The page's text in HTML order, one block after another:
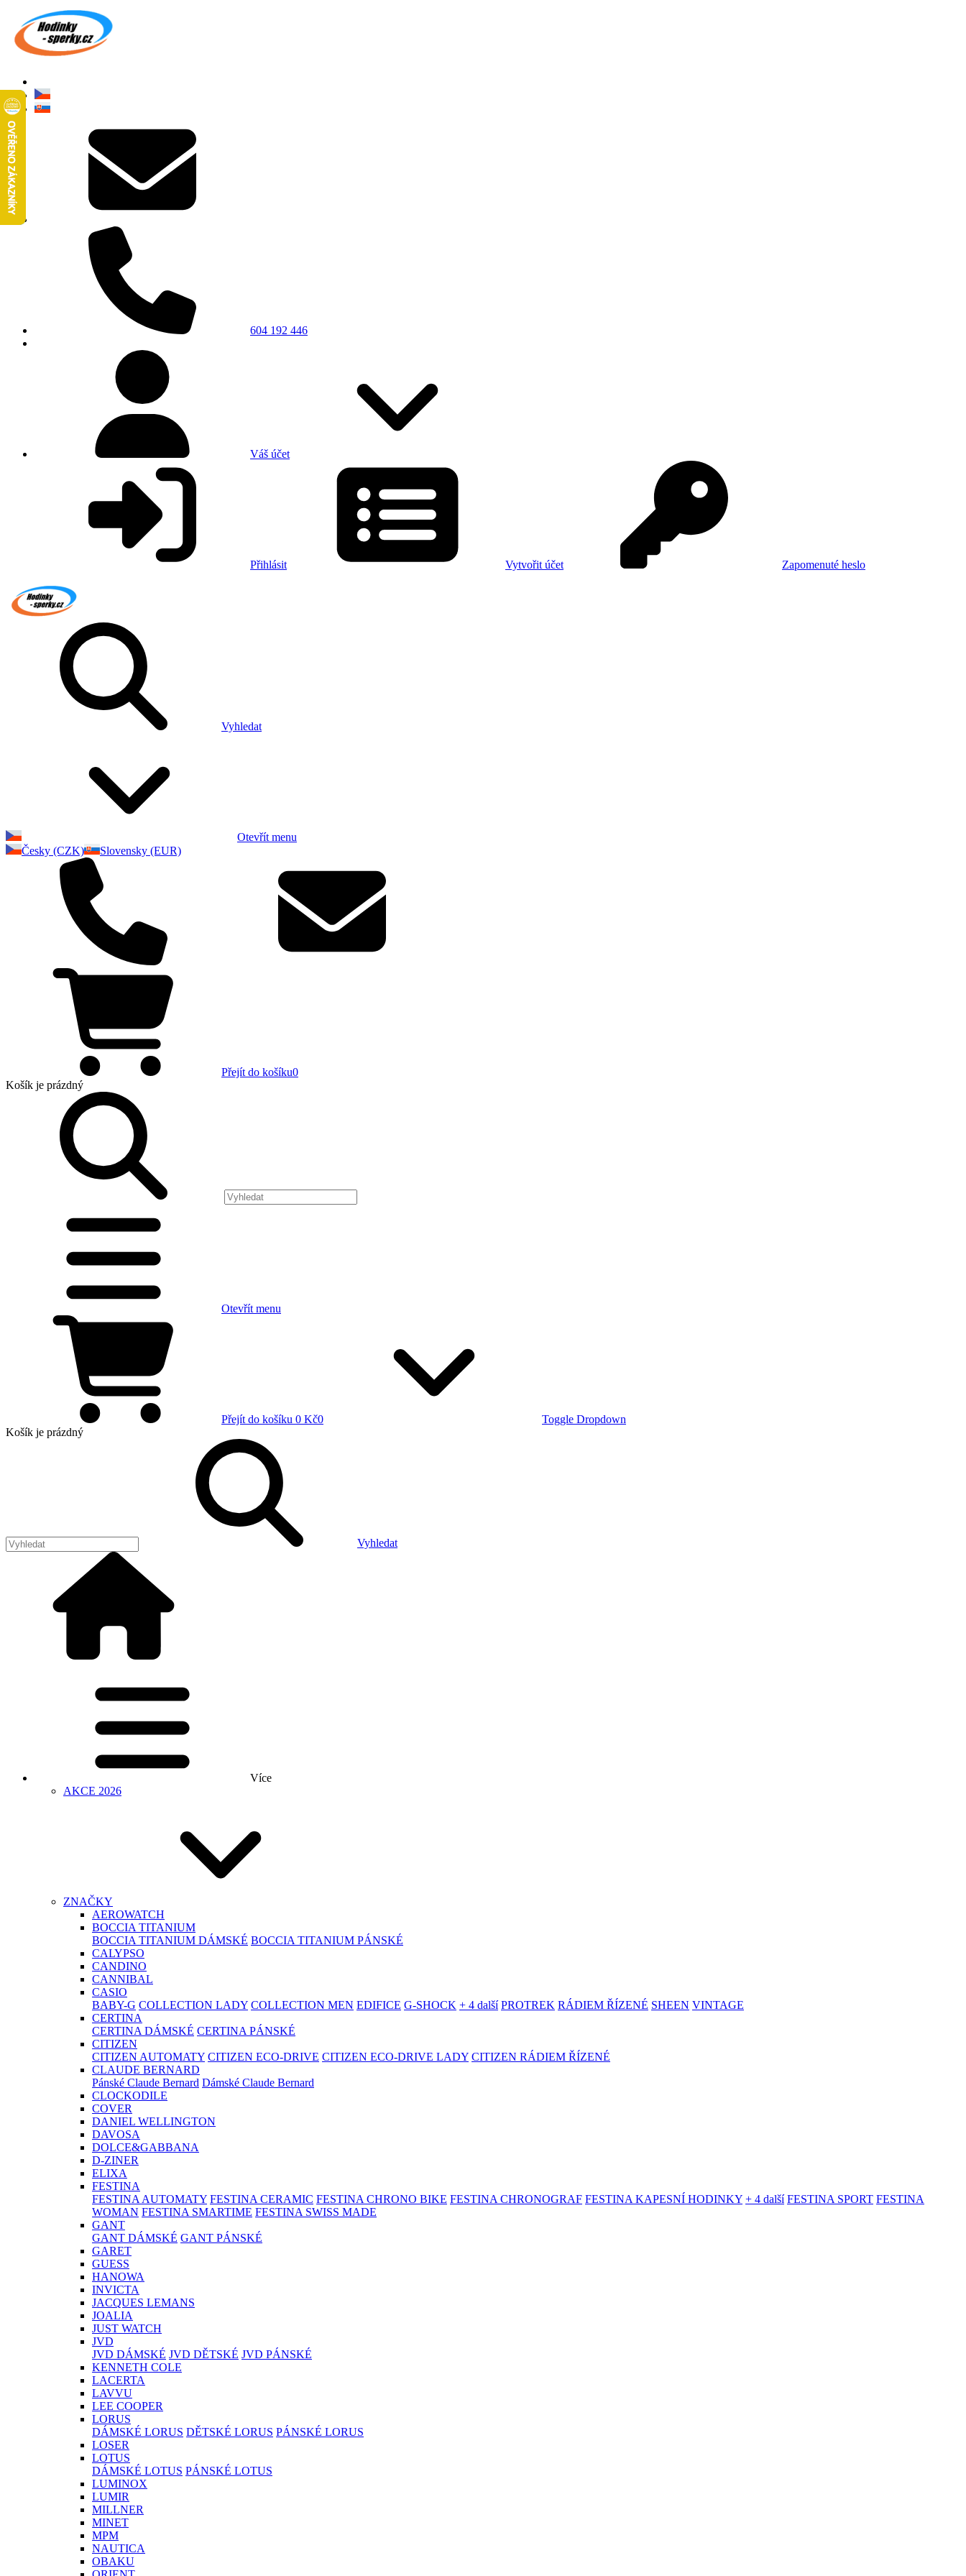
604 192 446
Váš účet
Přihlásit Vytvořit účet Zapomenuté heslo
Vyhledat
Otevřít menu
Česky (CZK)
Slovensky (EUR)
Přejít do košíku0
Košík je prázdný
Otevřít menu
Přejít do košíku 0 Kč0
Toggle Dropdown
Košík je prázdný
Vyhledat
Více
AKCE 2026
ZNAČKY
AEROWATCH
BOCCIA TITANIUM
BOCCIA TITANIUM DÁMSKÉ BOCCIA TITANIUM PÁNSKÉ
CALYPSO
CANDINO
CANNIBAL
CASIO
BABY-G COLLECTION LADY COLLECTION MEN EDIFICE G-SHOCK + 4 další PROTREK RÁDIEM ŘÍZENÉ SHEEN VINTAGE
CERTINA
CERTINA DÁMSKÉ CERTINA PÁNSKÉ
CITIZEN
CITIZEN AUTOMATY CITIZEN ECO-DRIVE CITIZEN ECO-DRIVE LADY CITIZEN RÁDIEM ŘÍZENÉ
CLAUDE BERNARD
Pánské Claude Bernard Dámské Claude Bernard
CLOCKODILE
COVER
DANIEL WELLINGTON
DAVOSA
DOLCE&GABBANA
D-ZINER
ELIXA
FESTINA
FESTINA AUTOMATY FESTINA CERAMIC FESTINA CHRONO BIKE FESTINA CHRONOGRAF FESTINA KAPESNÍ HODINKY + 4 další FESTINA SPORT FESTINA
WOMAN FESTINA SMARTIME FESTINA SWISS MADE
GANT
GANT DÁMSKÉ GANT PÁNSKÉ
GARET
GUESS
HANOWA
INVICTA
JACQUES LEMANS
JOALIA
JUST WATCH
JVD
JVD DÁMSKÉ JVD DĚTSKÉ JVD PÁNSKÉ
KENNETH COLE
LACERTA
LAVVU
LEE COOPER
LORUS
DÁMSKÉ LORUS DĚTSKÉ LORUS PÁNSKÉ LORUS
LOSER
LOTUS
DÁMSKÉ LOTUS PÁNSKÉ LOTUS
LUMINOX
LUMIR
MILLNER
MINET
MPM
NAUTICA
OBAKU